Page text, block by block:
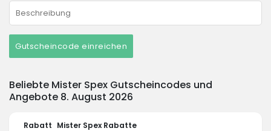
Gutscheincode einreichen
Beliebte Mister Spex Gutscheincodes und
Angebote 8. August 2026
Rabatt Mister Spex Rabatte